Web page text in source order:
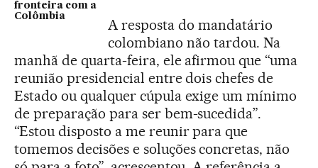
fronteira com a
Colômbia
A resposta do mandatário
colombiano não tardou. Na
manhã de quarta-feira, ele afirmou que “uma
reunião presidencial entre dois chefes de
Estado ou qualquer cúpula exige um mínimo
de preparação para ser bem-sucedida”.
“Estou disposto a me reunir para que
tomemos decisões e soluções concretas, não